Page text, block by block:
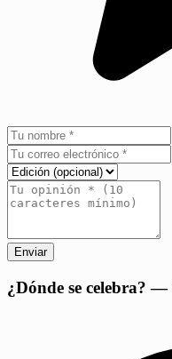
Enviar
¿Dónde se celebra?